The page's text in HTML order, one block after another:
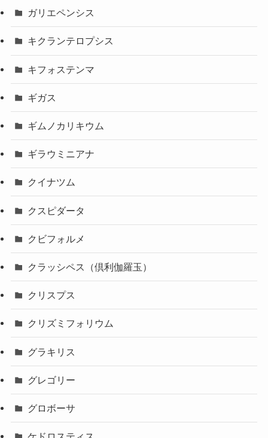
ガリエペンシス
キクランテロプシス
キフォステンマ
ギガス
ギムノカリキウム
ギラウミニアナ
クイナツム
クスピダータ
クビフォルメ
クラッシペス（倶利伽羅玉）
クリスプス
クリズミフォリウム
グラキリス
グレゴリー
グロボーサ